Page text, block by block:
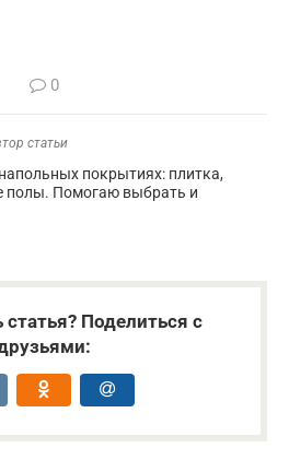
0
статьи
покрытиях: плитка,
полы. Помогаю выбрать и
Поделиться с